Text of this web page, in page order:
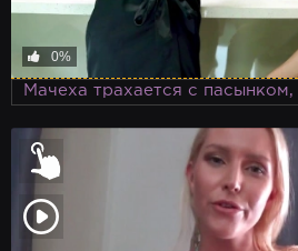
0%